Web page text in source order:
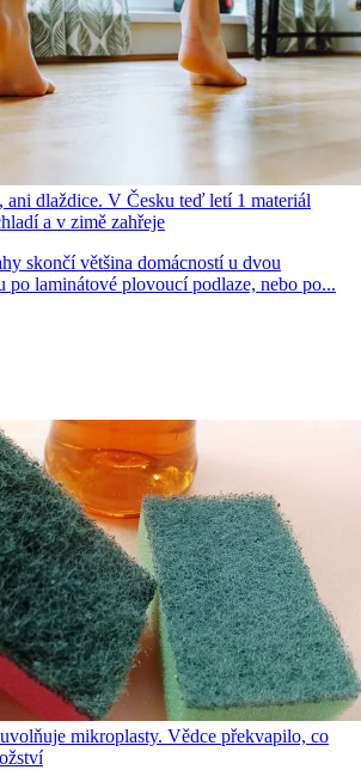
dlaždice. V Česku teď letí 1 materiál
a v zimě zahřeje
skončí většina domácností u dvou
po laminátové plovoucí podlaze, nebo po...
mikroplasty. Vědce překvapilo, co